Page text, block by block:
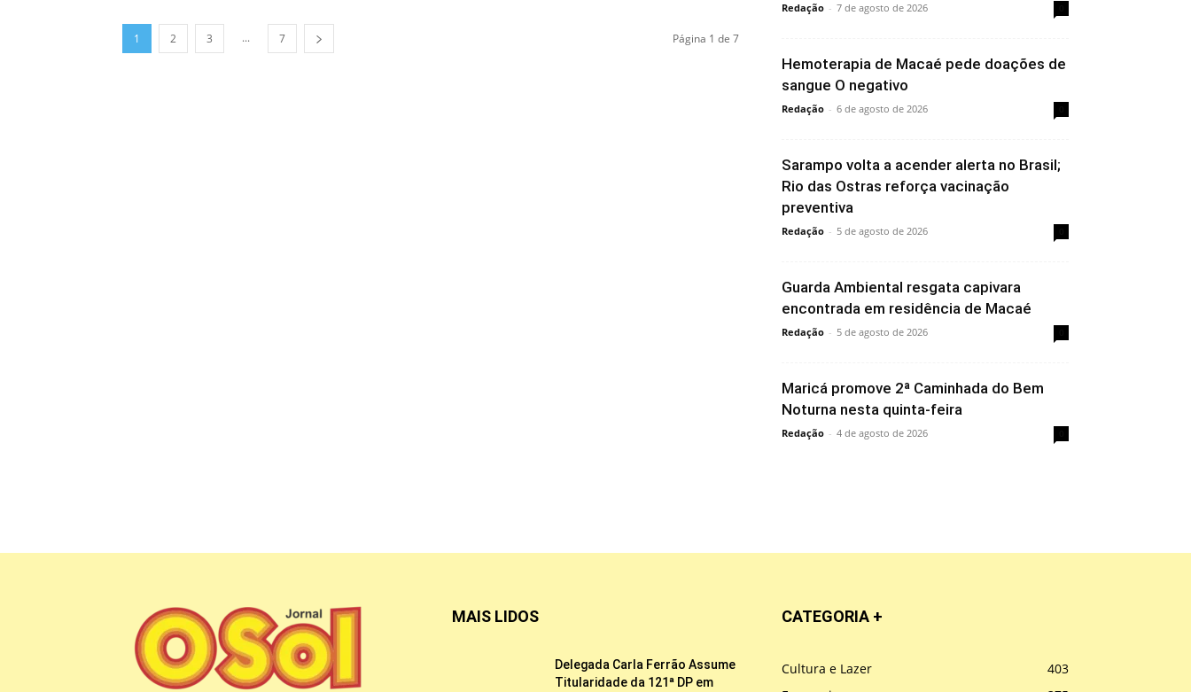
1 2 3 ... 7 Página 1 de 7
Redação - 7 de agosto de 2026
Hemoterapia de Macaé pede doações de
sangue O negativo
Redação - 6 de agosto de 2026
Sarampo volta a acender alerta no Brasil;
Rio das Ostras reforça vacinação
preventiva
Redação - 5 de agosto de 2026
Guarda Ambiental resgata capivara
encontrada em residência de Macaé
Redação - 5 de agosto de 2026
Maricá promove 2ª Caminhada do Bem
Noturna nesta quinta-feira
Redação - 4 de agosto de 2026
MAIS LIDOS
Delegada Carla Ferrão Assume
Titularidade da 121ª DP em
CATEGORIA +
Cultura e Lazer
403